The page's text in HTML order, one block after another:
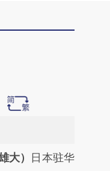
本文由第三方
大）
日本驻华